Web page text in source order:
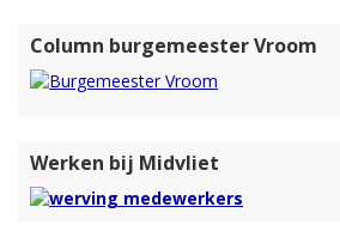
Column burgemeester Vroom
Werken bij Midvliet